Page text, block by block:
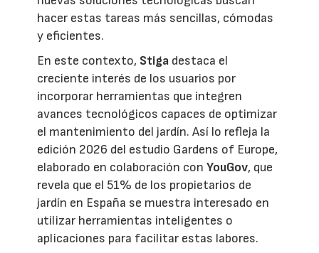
hacer estas tareas más sencillas, cómodas
y eficientes.
En este contexto, Stiga destaca el
creciente interés de los usuarios por
incorporar herramientas que integren
avances tecnológicos capaces de optimizar
el mantenimiento del jardín. Así lo refleja la
edición 2026 del estudio Gardens of Europe,
elaborado en colaboración conYouGov, que
revela que el 51% de los propietarios de
jardín en España se muestra interesado en
utilizar herramientas inteligentes o
aplicaciones para facilitar estas labores.